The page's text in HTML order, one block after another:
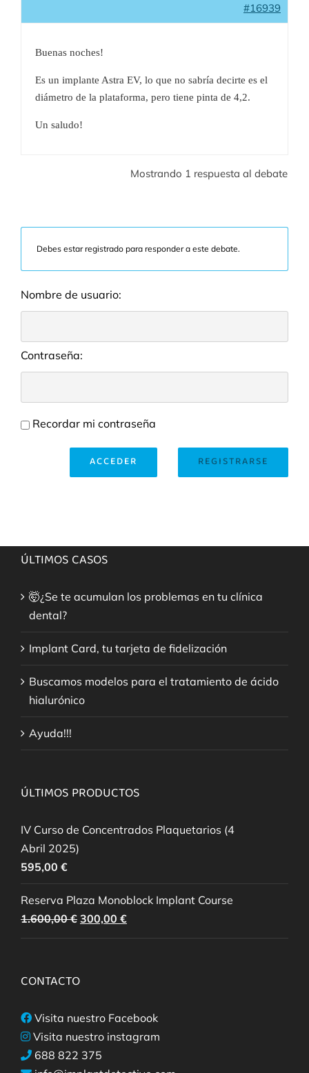
#16939
Buenas noches!
Es un implante Astra EV, lo que no sabría decirte es el
diámetro de la plataforma, pero tiene pinta de 4,2.
Un saludo!
Mostrando 1 respuesta al debate
Debes estar registrado para responder a este debate.
Nombre de usuario:
Contraseña:
Recordar mi contraseña
REGISTRARSE
ACCEDER
ÚLTIMOS CASOS
🤯¿Se te acumulan los problemas en tu clínica
dental?
Implant Card, tu tarjeta de fidelización
Buscamos modelos para el tratamiento de ácido
hialurónico
Ayuda!!!
ÚLTIMOS PRODUCTOS
IV Curso de Concentrados Plaquetarios (4
Abril 2025)
595,00 €
Reserva Plaza Monoblock Implant Course
1.600,00€ El
precio
300,00 €El
precio
CONTACTO
Visita nuestro Facebook
Visita nuestro instagram
688 822 375